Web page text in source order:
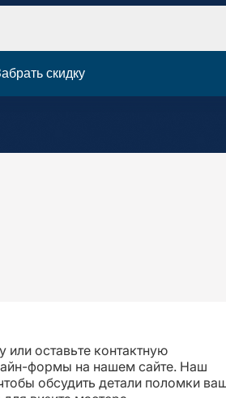
скидку
оставьте контактную
формы на нашем сайте. Наш
обсудить детали поломки